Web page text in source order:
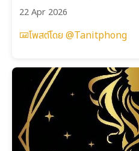
22 Apr 2026
โพสต์โดย @Tanitphong